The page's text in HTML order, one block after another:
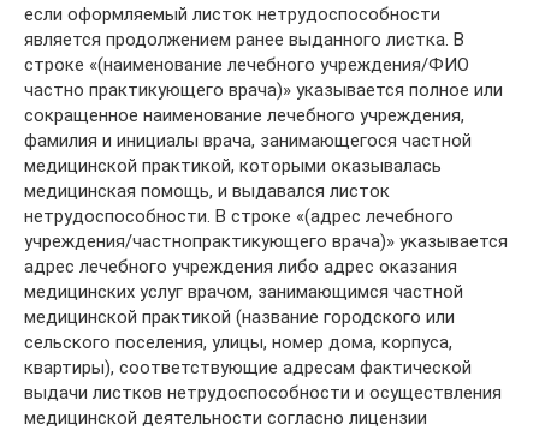
если оформляемый листок нетрудоспособности
является продолжением ранее выданного листка. В
строке «(наименование лечебного учреждения/ФИО
частно практикующего врача)» указывается полное или
сокращенное наименование лечебного учреждения,
фамилия и инициалы врача, занимающегося частной
медицинской практикой, которыми оказывалась
медицинская помощь, и выдавался листок
нетрудоспособности. В строке «(адрес лечебного
учреждения/частнопрактикующего врача)» указывается
адрес лечебного учреждения либо адрес оказания
медицинских услуг врачом, занимающимся частной
медицинской практикой (название городского или
сельского поселения, улицы, номер дома, корпуса,
квартиры), соответствующие адресам фактической
выдачи листков нетрудоспособности и осуществления
медицинской деятельности согласно лицензии